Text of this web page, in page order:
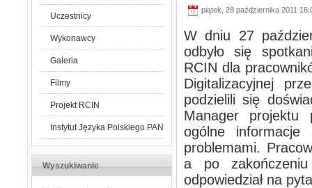
Uczestnicy
Wykonawcy
Galeria
Filmy
Projekt RCIN
Instytut Języka Polskiego PAN
Wyszukiwanie
piątek, 28 października 2011
W dniu 27
odbyło się
RCIN dla
Digitalizacyjnej
podzielili się
Manager projektu
ogólne informacje
problemami.
a po zakończeniu
odpowiedział na